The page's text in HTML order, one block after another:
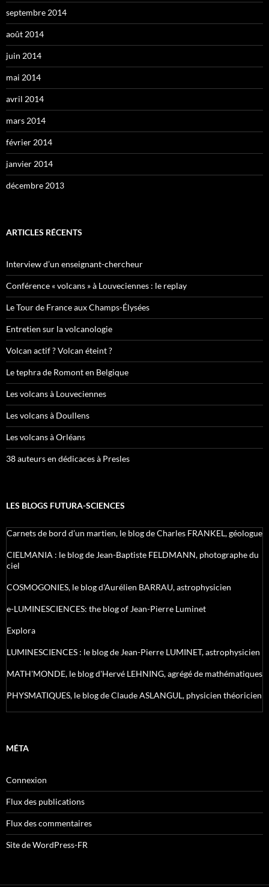
septembre 2014
août 2014
juin 2014
mai 2014
avril 2014
mars 2014
février 2014
janvier 2014
décembre 2013
ARTICLES RÉCENTS
Interview d’un enseignant-chercheur
Conférence « volcans » à Louveciennes : le replay
Le Tour de France aux Champs-Élysées
Entretien sur la volcanologie
Volcan actif ? Volcan éteint ?
Le tephra de Romont en Belgique
Les volcans à Louveciennes
Les volcans à Doullens
Les volcans à Orléans
38 auteurs en dédicaces à Presles
LES BLOGS FUTURA-SCIENCES
Carnets de bord d’un martien, le blog de Charles FRANKEL, géologue
CIELMANIA : le blog de Jean-Baptiste FELDMANN, photographe du
ciel
COSMOGONIES, le blog d'Aurélien BARRAU, astrophysicien
e-LUMINESCIENCES: the blog of Jean-Pierre Luminet
Explora
LUMINESCIENCES : le blog de Jean-Pierre LUMINET, astrophysicien
MATH'MONDE, le blog d'Hervé LEHNING, agrégé de mathématiques
PHYSMATIQUES, le blog de Claude ASLANGUL, physicien théoricien
MÉTA
Connexion
Flux des publications
Flux des commentaires
Site de WordPress-FR